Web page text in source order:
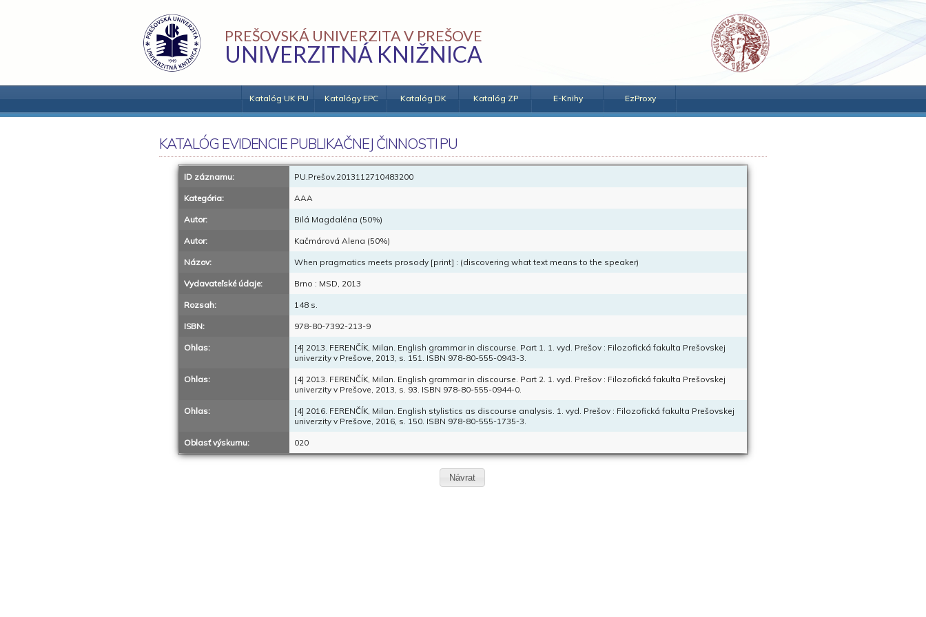
PREŠOVSKÁ UNIVERZITA V PREŠOVE
UNIVERZITNÁ KNIŽNICA
Katalóg UK PU Katalógy EPC Katalóg DK Katalóg ZP E-Knihy EzProxy
KATALÓG EVIDENCIE PUBLIKAČNEJ ČINNOSTI PU
ID záznamu: PU.Prešov.2013112710483200
Kategória: AAA
Autor: Bilá Magdaléna (50%)
Autor: Kačmárová Alena (50%)
Názov: When pragmatics meets prosody [print] : (discovering what text means to the speaker)
Vydavateľské údaje: Brno : MSD, 2013
Rozsah: 148 s.
ISBN: 978-80-7392-213-9
Ohlas:
[4] 2013. FERENČÍK, Milan. English grammar in discourse. Part 1. 1. vyd. Prešov : Filozofická fakulta Prešovskej
univerzity v Prešove, 2013, s. 151. ISBN 978-80-555-0943-3.
Ohlas:
[4] 2013. FERENČÍK, Milan. English grammar in discourse. Part 2. 1. vyd. Prešov : Filozofická fakulta Prešovskej
univerzity v Prešove, 2013, s. 93. ISBN 978-80-555-0944-0.
Ohlas:
[4] 2016. FERENČÍK, Milan. English stylistics as discourse analysis. 1. vyd. Prešov : Filozofická fakulta Prešovskej
univerzity v Prešove, 2016, s. 150. ISBN 978-80-555-1735-3.
Oblasť výskumu: 020